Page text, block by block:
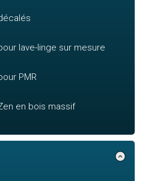
lave-linge sur mesure
PMR
en bois massif